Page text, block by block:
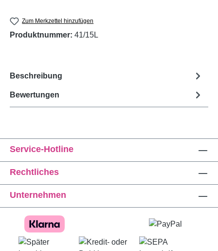
Zum Merkzettel hinzufügen
Produktnummer: 41/15L
Beschreibung
Bewertungen
Service-Hotline
Rechtliches
Unternehmen